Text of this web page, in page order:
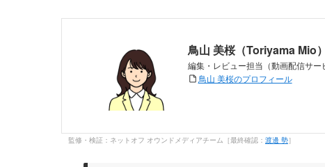
鳥山 美桜（Toriyama Mio）
編集・レビュー担当（動画配信サー
鳥山 美桜のプロフィール
監修・検証：ネットオフ オウンドメディアチーム［最終確認： 渡邊 勢］